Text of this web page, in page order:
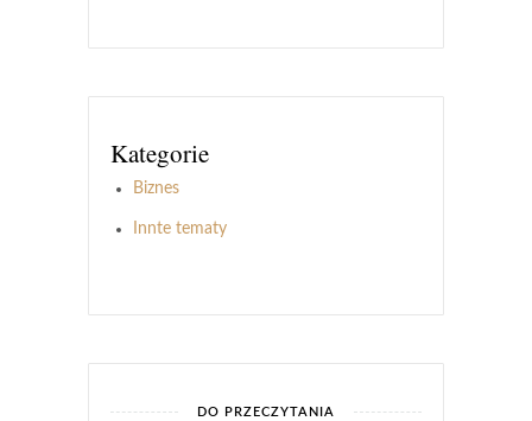
Kategorie
Biznes
Innte tematy
DO PRZECZYTANIA